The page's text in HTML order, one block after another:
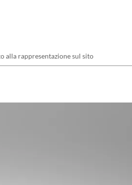
alla rappresentazione sul sito